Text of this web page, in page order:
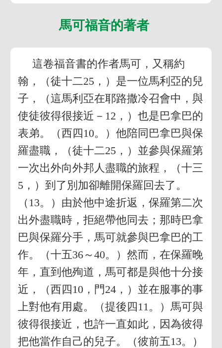
馬可福音的著者
這卷福音書的作者馬可，又稱約
翰，（徒十二25，）是一位馬利亞的兒
子，（這馬利亞在耶路撒冷召會中，與
使徒彼得很接近－12，）也是巴拿巴的
表弟。（西四10。）他陪同巴拿巴與保
羅盡職，（徒十二25，）並參與保羅第
一次出外向外邦人盡職的旅程，（十三
5，）到了別加卻離開保羅回去了。
（13。）由於他中途折返，保羅第二次
出外盡職時，拒絕帶他同去；那時巴拿
巴與保羅分手，馬可就參與巴拿巴的工
作。（十五36～40。）然而，在保羅晚
年，直到他殉道，馬可都是與他十分接
近，（西四10，門24，）並在服事的事
上對他有用處。（提後四11。）馬可與
彼得很接近，也許一直如此，因為彼得
把他當作自己的兒子。（彼前五13。）